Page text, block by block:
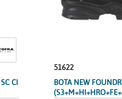
CI
51622
BOTA NEW